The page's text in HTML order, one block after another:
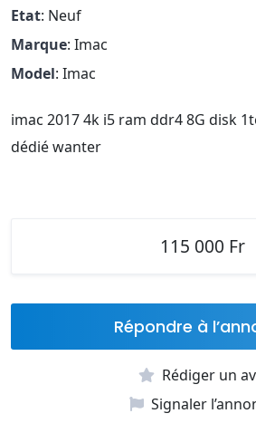
Etat: Neuf
Marque: Imac
Model: Imac
imac 2017 4k i5 ram ddr4 8G disk
dédié wanter
115 000 Fr
Répondre à
Rédiger un
Signaler